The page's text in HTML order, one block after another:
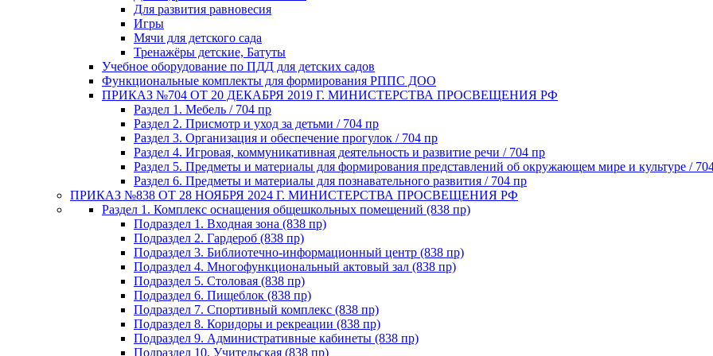
Для развития равновесия
Игры
Мячи для детского сада
Тренажёры детские, Батуты
Учебное оборудование по ПДД для детских садов
Функциональные комплекты для формирования РППС ДОО
ПРИКАЗ №704 ОТ 20 ДЕКАБРЯ 2019 Г. МИНИСТЕРСТВА ПРОСВЕЩЕНИЯ РФ
Раздел 1. Мебель / 704 пр
Раздел 2. Присмотр и уход за детьми / 704 пр
Раздел 3. Организация и обеспечение прогулок / 704 пр
Раздел 4. Игровая, коммуникативная деятельность и развитие речи / 704 пр
Раздел 5. Предметы и материалы для формирования представлений об окружающем мире и культуре /
Раздел 6. Предметы и материалы для познавательного развития / 704 пр
ПРИКАЗ №838 ОТ 28 НОЯБРЯ 2024 Г. МИНИСТЕРСТВА ПРОСВЕЩЕНИЯ РФ
Раздел 1. Комплекс оснащения общешкольных помещений (838 пр)
Подраздел 1. Входная зона (838 пр)
Подраздел 2. Гардероб (838 пр)
Подраздел 3. Библиотечно-информационный центр (838 пр)
Подраздел 4. Многофункциональный актовый зал (838 пр)
Подраздел 5. Столовая (838 пр)
Подраздел 6. Пищеблок (838 пр)
Подраздел 7. Спортивный комплекс (838 пр)
Подраздел 8. Коридоры и рекреации (838 пр)
Подраздел 9. Административные кабинеты (838 пр)
Подраздел 10. Учительская (838 пр)